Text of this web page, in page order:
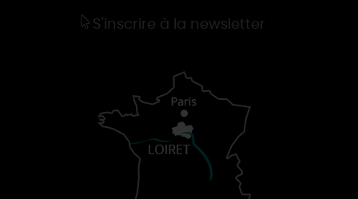
S'inscrire à la newsletter